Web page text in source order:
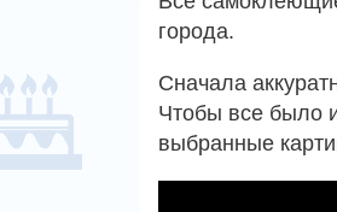
города.
Сначала
Чтобы все было
выбранные